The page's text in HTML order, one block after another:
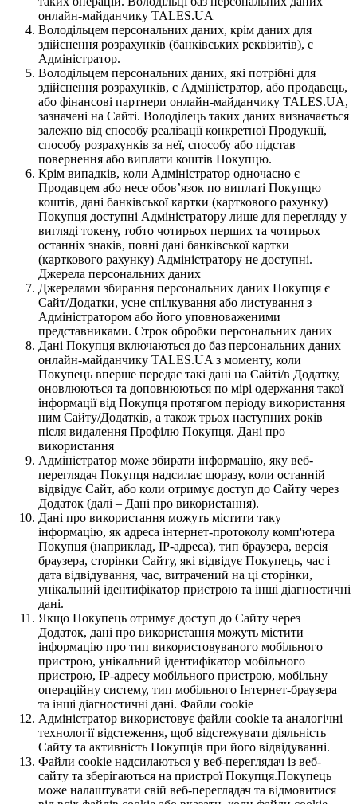
онлайн-майданчику TALES.UA
Володільцем персональних даних, крім даних для
здійснення розрахунків (банківських реквізитів), є
Адміністратор.
Володільцем персональних даних, які потрібні для
здійснення розрахунків, є Адміністратор, або продавець,
або фінансові партнери онлайн-майданчику TALES.UA,
зазначені на Сайті. Володілець таких даних визначається
залежно від способу реалізації конкретної Продукції,
способу розрахунків за неї, способу або підстав
повернення або виплати коштів Покупцю.
Крім випадків, коли Адміністратор одночасно є
Продавцем або несе обов’язок по виплаті Покупцю
коштів, дані банківської картки (карткового рахунку)
Покупця доступні Адміністратору лише для перегляду у
вигляді токену, тобто чотирьох перших та чотирьох
останніх знаків, повні дані банківської картки
(карткового рахунку) Адміністратору не доступні.
Джерела персональних даних
Джерелами збирання персональних даних Покупця є
Сайт/Додатки, усне спілкування або листування з
Адміністратором або його уповноваженими
представниками. Строк обробки персональних даних
Дані Покупця включаються до баз персональних даних
онлайн-майданчику TALES.UA з моменту, коли
Покупець вперше передає такі дані на Сайті/в Додатку,
оновлюються та доповнюються по мірі одержання такої
інформації від Покупця протягом періоду використання
ним Сайту/Додатків, а також трьох наступних років
після видалення Профілю Покупця. Дані про
використання
Адміністратор може збирати інформацію, яку веб-
переглядач Покупця надсилає щоразу, коли останній
відвідує Сайт, або коли отримує доступ до Сайту через
Додаток (далі – Дані про використання).
Дані про використання можуть містити таку
інформацію, як адреса інтернет-протоколу комп'ютера
Покупця (наприклад, IP-адреса), тип браузера, версія
браузера, сторінки Сайту, які відвідує Покупець, час і
дата відвідування, час, витрачений на ці сторінки,
унікальний ідентифікатор пристрою та інші діагностичні
дані.
Якщо Покупець отримує доступ до Сайту через
Додаток, дані про використання можуть містити
інформацію про тип використовуваного мобільного
пристрою, унікальний ідентифікатор мобільного
пристрою, IP-адресу мобільного пристрою, мобільну
операційну систему, тип мобільного Інтернет-браузера
та інші діагностичні дані. Файли cookie
Адміністратор використовує файли cookie та аналогічні
технології відстеження, щоб відстежувати діяльність
Сайту та активність Покупців при його відвідуванні.
Файли cookie надсилаються у веб-переглядач із веб-
сайту та зберігаються на пристрої Покупця.Покупець
може налаштувати свій веб-переглядач та відмовитися